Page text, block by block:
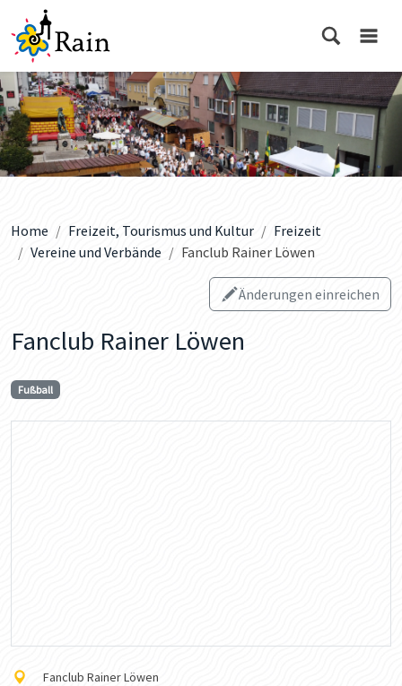
Home Freizeit, Tourismus und Kultur
Freizeit
Vereine und Verbände
Fanclub Rainer Löwen
Änderungen einreichen
Fanclub Rainer Löwen
Fußball
Fanclub Rainer Löwen